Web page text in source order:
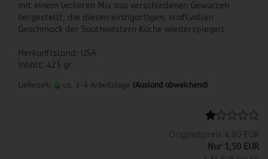
mit einem leckeren Mix aus verschiedenen Gewürzen
hergestellt, die diesen einzigartigen, kraftvollen
Geschmack der Southwestern Küche wiederspiegelt
Herkunftsland: USA
Inhalt: 425 gr.
Lieferzeit: ca. 3-4 Arbeitstage (Ausland abweichend)
Originalpreis 4,80 EUR
Nur 1,50 EUR